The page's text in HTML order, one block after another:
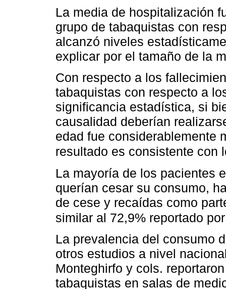
La media de hospitalización
grupo de tabaquistas con
alcanzó niveles
explicar por el tamaño de la
Con respecto a los
tabaquistas con respecto a
significancia estadística, si
causalidad deberían
edad fue considerablemente
resultado es consistente con
La mayoría de los pacientes
querían cesar su consumo,
de cese y recaídas como
similar al 72,9% reportado
La prevalencia del consumo
otros estudios a nivel
Monteghirfo y cols.
tabaquistas en salas de